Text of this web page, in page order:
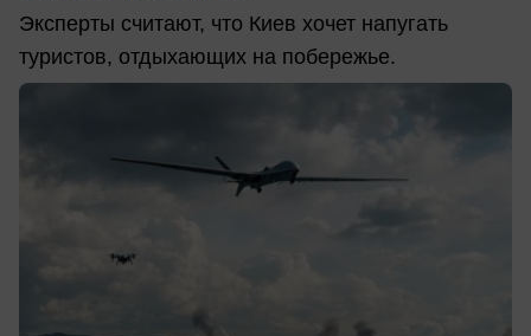
Эксперты считают, что Киев хочет напугать
туристов, отдыхающих на побережье.